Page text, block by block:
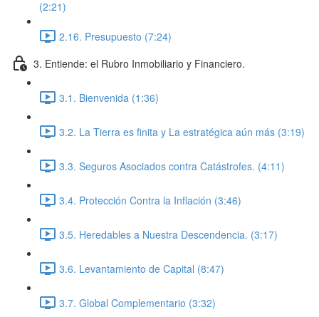
(2:21)
2.16. Presupuesto (7:24)
3. Entiende: el Rubro Inmobiliario y Financiero.
3.1. Bienvenida (1:36)
3.2. La Tierra es finita y La estratégica aún más (3:19)
3.3. Seguros Asociados contra Catástrofes. (4:11)
3.4. Protección Contra la Inflación (3:46)
3.5. Heredables a Nuestra Descendencia. (3:17)
3.6. Levantamiento de Capital (8:47)
3.7. Global Complementario (3:32)